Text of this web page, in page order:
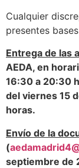
Cualquier
presentes
Entrega de las
AEDA, en
16:30 a 20:30
del viernes 15
horas.
Envío de la
(
septiembre de